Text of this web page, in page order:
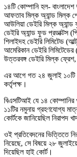
১৪টি কোম্পানি হল-
আফতাব মিল্ক অ্যান্ড মিল্ক
আউলিয়া ডেইরি মিল্ক
ডেইরি অ্যান্ড ফুড প্রডাক্টস
শিলাইদহ ডেইরি লিমিটেড
আমেরিকান ডেইরি
উত্তরবঙ্গ ডেইরি মিল্ক ফ্রেশ,
এর আগে গত ২৪ জুলাই ১০টি
কর্তৃপক্ষ।
বিএসটিআই যে ১৪ কোম্পানির
১১টির নমুনায় গ্রহণযোগ্য
কোর্টকে জানিয়েছিল নিরাপদ
ওই প্রতিবেদনের ভিত্তিতে
নিয়েছে, সে বিষয়ে ২৮
দিয়েছিল হাই কোর্ট।